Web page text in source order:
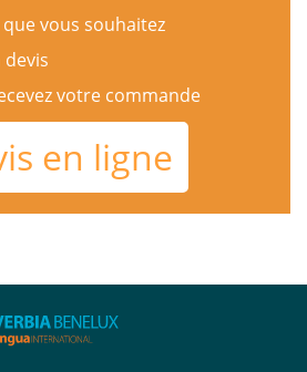
vous souhaitez
devis
votre commande
en ligne